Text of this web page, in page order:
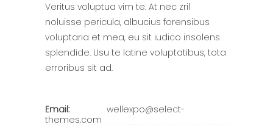
Veritus voluptua vim te. At nec zril
noluisse pericula, albucius forensibus
voluptaria et mea, eu sit iudico insolens
splendide. Usu te latine voluptatibus, tota
erroribus sit ad.
Email:
wellexpo@select-
themes.com